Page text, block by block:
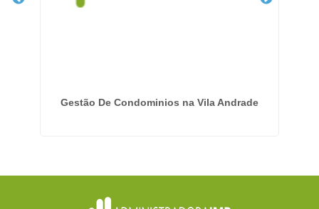
Gestão De Condominios na Vila Andrade